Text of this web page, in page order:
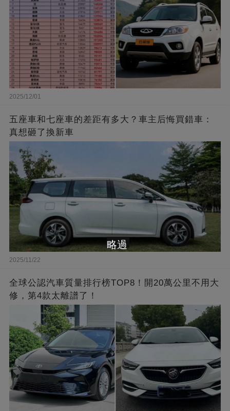
2025/12/01
五座車和七座車的差距有多大？車主后悔買錯車：
真想砸了換新車
2025/11/22
全球公認汽車質量排行榜TOP8！開20萬公里不用大
修，第4款太離譜了！
略過